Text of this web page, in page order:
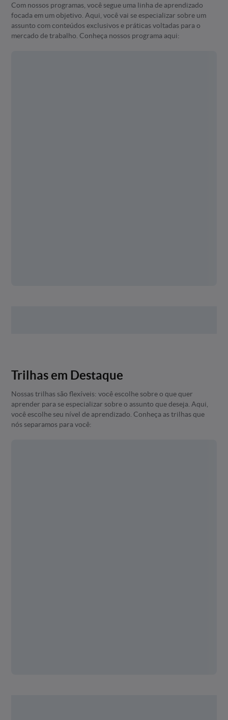
Com nossos programas, você segue uma linha de aprendizado
focada em um objetivo. Aqui, você vai se especializar sobre um
assunto com conteúdos exclusivos e práticas voltadas para o
mercado de trabalho. Conheça nossos programa aqui:
Trilhas em Destaque
Nossas trilhas são flexíveis: você escolhe sobre o que quer
aprender para se especializar sobre o assunto que deseja. Aqui,
você escolhe seu nível de aprendizado. Conheça as trilhas que
nós separamos para você: